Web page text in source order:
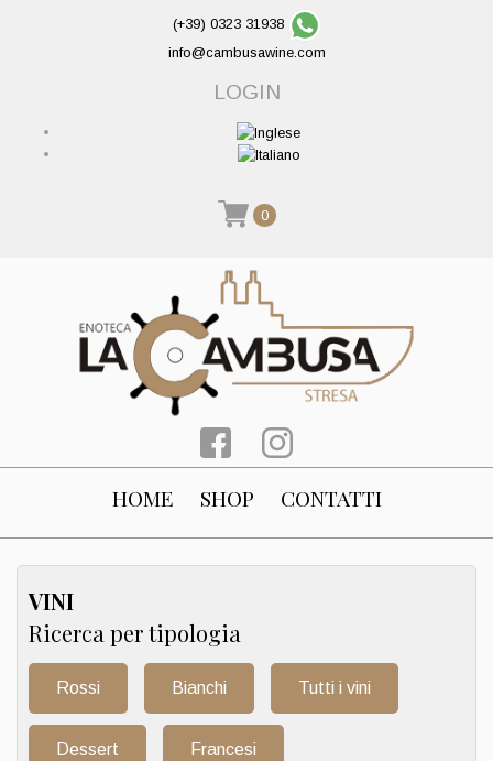
(+39) 0323 31938
info@cambusawine.com
LOGIN
0
HOME SHOP CONTATTI
VINI
Ricerca per tipologia
Rossi Bianchi Tutti i vini
Dessert Francesi